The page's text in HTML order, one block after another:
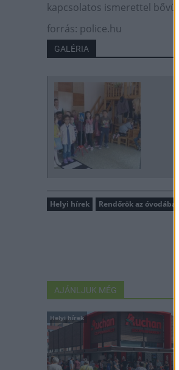
kapcsolatos ismerettel
forrás: police.hu
GALÉRIA
Helyi hírek Rendőrök az óvodában
AJÁNLJUK MÉG
Helyi hírek